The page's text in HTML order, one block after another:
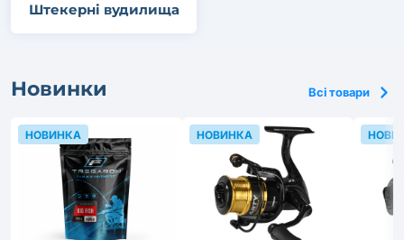
Штекерні вудилища
Новинки Всі товари
НОВИНКА НОВИНКА